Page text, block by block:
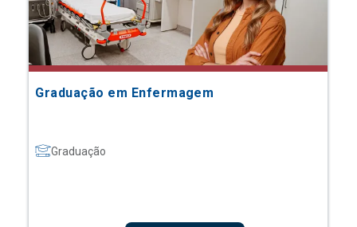
Graduação em Enfermagem
Graduação